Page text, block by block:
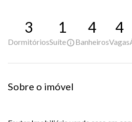
3
Dormitórios
1
Suíte
4
Banheiros
4
Vagas
Sobre o imóvel